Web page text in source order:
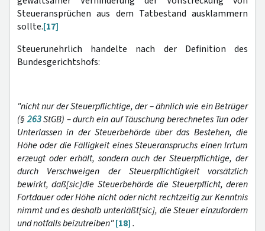
Steueransprüchen aus dem Tatbestand ausklammern
sollte.[17]
Steuerunehrlich handelte nach der Definition des
Bundesgerichtshofs:
"nicht nur der Steuerpflichtige, der – ähnlich wie ein Betrüger
(§263StGB) – durch ein auf Täuschung berechnetes Tun oder
Unterlassen in der Steuerbehörde über das Bestehen, die
Höhe oder die Fälligkeit eines Steueranspruchs einen Irrtum
erzeugt oder erhält, sondern auch der Steuerpflichtige, der
durch Verschweigen der Steuerpflichtigkeit vorsätzlich
bewirkt, daß[sic]die Steuerbehörde die Steuerpflicht, deren
Fortdauer oder Höhe nicht oder nicht rechtzeitig zur Kenntnis
nimmt und es deshalb unterläßt[sic], die Steuer einzufordern
und notfalls beizutreiben"[18].